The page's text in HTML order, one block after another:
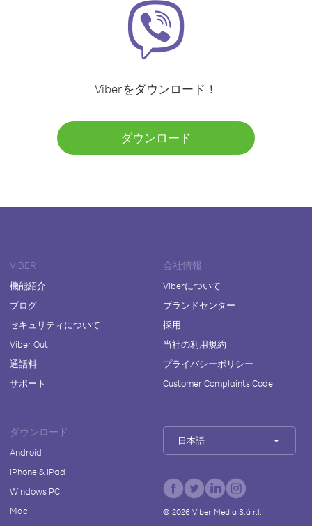
Viberをダウンロード！
ダウンロード
VIBER
機能紹介
ブログ
セキュリティについて
Viber Out
通話料
サポート
会社情報
Viberについて
ブランドセンター
採用
当社の利用規約
プライバシーポリシー
Customer Complaints Code
ダウンロード
Android
iPhone & iPad
Windows PC
Mac
日本語
© 2026Viber Media S.à r.l.